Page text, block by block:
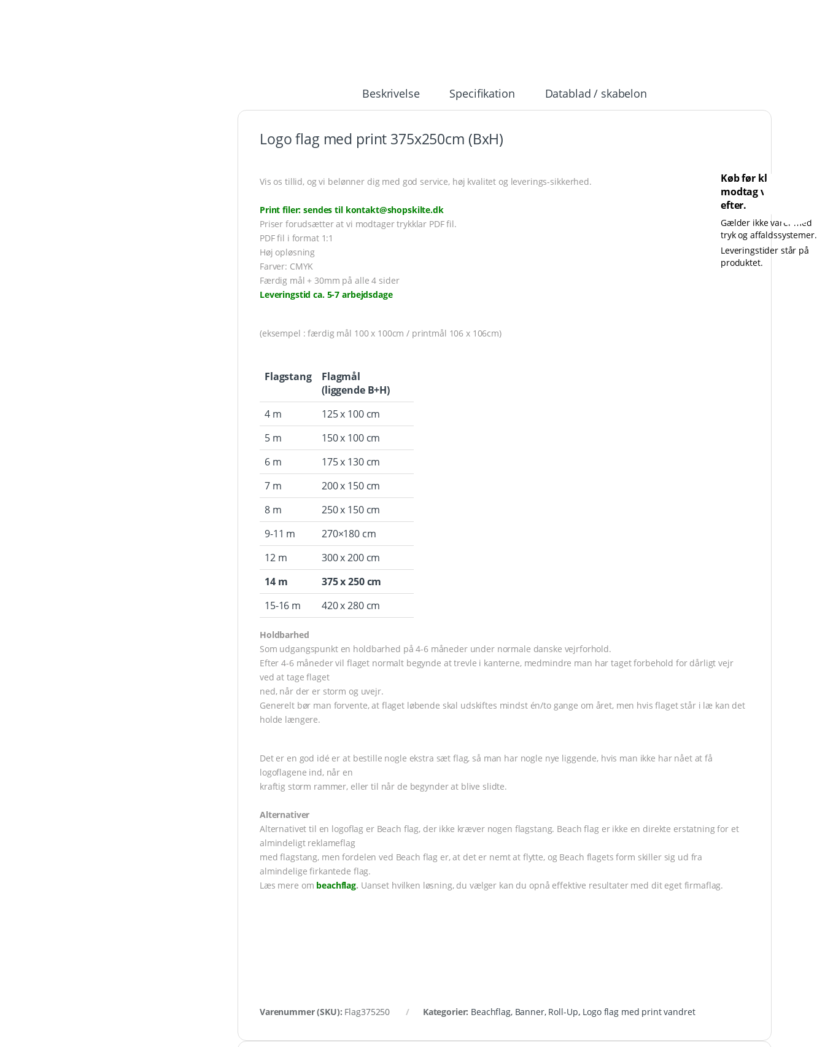
Beskrivelse Specifikation Datablad / skabelon
Logo flag med print 375x250cm (BxH)
Vis os tillid, og vi belønner dig med god service, høj kvalitet og leverings-sikkerhed.
Print filer: sendes til kontakt@shopskilte.dk
Priser forudsætter at vi modtager trykklar PDF fil.
PDF fil i format 1:1
Høj opløsning
Farver: CMYK
Færdig mål + 30mm på alle 4 sider
Leveringstid ca. 5-7 arbejdsdage
(eksempel : færdig mål 100 x 100cm / printmål 106 x 106cm)
Flagstang
Flagmål
(liggende B+H)
4 m
125 x 100 cm
5 m
150 x 100 cm
6 m
175 x 130 cm
7 m
200 x 150 cm
8 m
250 x 150 cm
9-11 m
270×180 cm
12 m
300 x 200 cm
14 m
375 x 250 cm
15-16 m
420 x 280 cm
Holdbarhed
Som udgangspunkt en holdbarhed på 4-6 måneder under normale danske vejrforhold.
Efter 4-6 måneder vil flaget normalt begynde at trevle i kanterne, medmindre man har taget forbehold for dårligt vejr
ved at tage flaget
ned, når der er storm og uvejr.
Generelt bør man forvente, at flaget løbende skal udskiftes mindst én/to gange om året, men hvis flaget står i læ kan det
holde længere.
Det er en god idé er at bestille nogle ekstra sæt flag, så man har nogle nye liggende, hvis man ikke har nået at få
logoflagene ind, når en
kraftig storm rammer, eller til når de begynder at blive slidte.
Alternativer
Alternativet til en logoflag er Beach flag, der ikke kræver nogen flagstang. Beach flag er ikke en direkte erstatning for et
almindeligt reklameflag
med flagstang, men fordelen ved Beach flag er, at det er nemt at flytte, og Beach flagets form skiller sig ud fra
almindelige firkantede flag.
Læs mere om beachflag. Uanset hvilken løsning, du vælger kan du opnå effektive resultater med dit eget firmaflag.
Varenummer (SKU): Flag375250 Kategorier: Beachflag, Banner, Roll-Up, Logo flag med print vandret
Køb før kl. 14 og
modtag varen dagen
efter.
Gælder ikke varer med
tryk og affaldssystemer.
Leveringstider står på
produktet.